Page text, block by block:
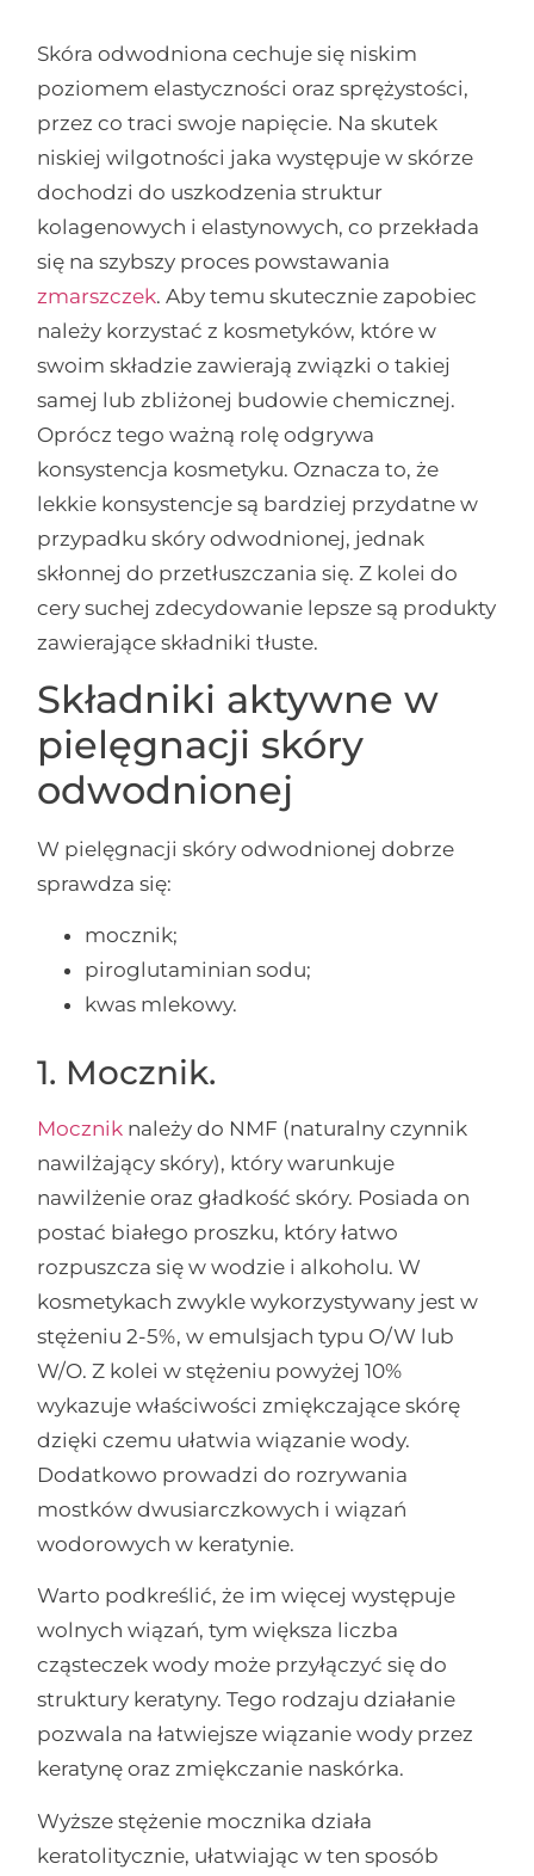
Skóra odwodniona cechuje się niskim
poziomem elastyczności oraz sprężystości,
przez co traci swoje napięcie. Na skutek
niskiej wilgotności jaka występuje w skórze
dochodzi do uszkodzenia struktur
kolagenowych i elastynowych, co przekłada
się na szybszy proces powstawania
zmarszczek. Aby temu skutecznie zapobiec
należy korzystać z kosmetyków, które w
swoim składzie zawierają związki o takiej
samej lub zbliżonej budowie chemicznej.
Oprócz tego ważną rolę odgrywa
konsystencja kosmetyku. Oznacza to, że
lekkie konsystencje są bardziej przydatne w
przypadku skóry odwodnionej, jednak
skłonnej do przetłuszczania się. Z kolei do
cery suchej zdecydowanie lepsze są produkty
zawierające składniki tłuste.
Składniki aktywne w
pielęgnacji skóry
odwodnionej
W pielęgnacji skóry odwodnionej dobrze
sprawdza się:
mocznik;
piroglutaminian sodu;
kwas mlekowy.
1. Mocznik.
Mocznik należy do NMF (naturalny czynnik
nawilżający skóry), który warunkuje
nawilżenie oraz gładkość skóry. Posiada on
postać białego proszku, który łatwo
rozpuszcza się w wodzie i alkoholu. W
kosmetykach zwykle wykorzystywany jest w
stężeniu 2-5%, w emulsjach typu O/W lub
W/O. Z kolei w stężeniu powyżej 10%
wykazuje właściwości zmiękczające skórę
dzięki czemu ułatwia wiązanie wody.
Dodatkowo prowadzi do rozrywania
mostków dwusiarczkowych i wiązań
wodorowych w keratynie.
Warto podkreślić, że im więcej występuje
wolnych wiązań, tym większa liczba
cząsteczek wody może przyłączyć się do
struktury keratyny. Tego rodzaju działanie
pozwala na łatwiejsze wiązanie wody przez
keratynę oraz zmiękczanie naskórka.
Wyższe stężenie mocznika działa
keratolitycznie, ułatwiając w ten sposób